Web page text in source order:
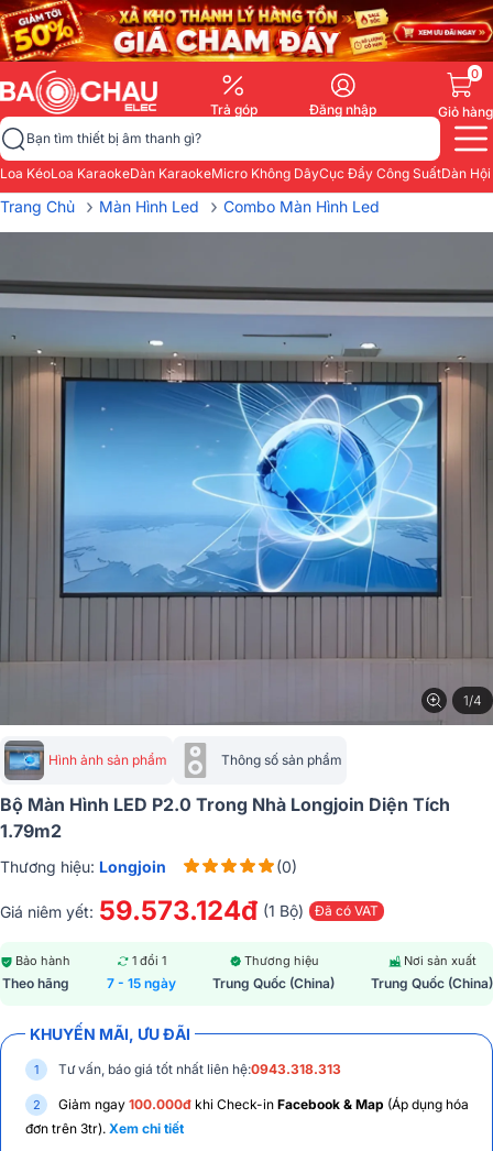
Trả góp Đăng nhập
0
Giỏ hàng
Bạn tìm thiết bị âm thanh gì?
Loa KéoLoa KaraokeDàn KaraokeMicro Không DâyCục Đẩy Công SuấtDàn
Trang Chủ › Màn Hình Led › Combo Màn Hình Led
1/4
Hình ảnh sản phẩm Thông số sản phẩm
Bộ Màn Hình LED P2.0 Trong Nhà Longjoin Diện Tích
1.79m2
Thương hiệu: Longjoin (0)
Giá niêm yết: 59.573.124đ (1 Bộ) Đã có VAT
Bảo hành
Theo hãng
1 đổi 1
7 - 15 ngày
Thương hiệu
Trung Quốc (China)
Nơi sản xuất
Trung Quốc (China)
KHUYẾN MÃI, ƯU ĐÃI
Tư vấn, báo giá tốt nhất liên hệ:0943.318.313
Giảm ngay 100.000đ khi Check-in Facebook & Map (Áp dụng hóa
đơn trên 3tr). Xem chi tiết